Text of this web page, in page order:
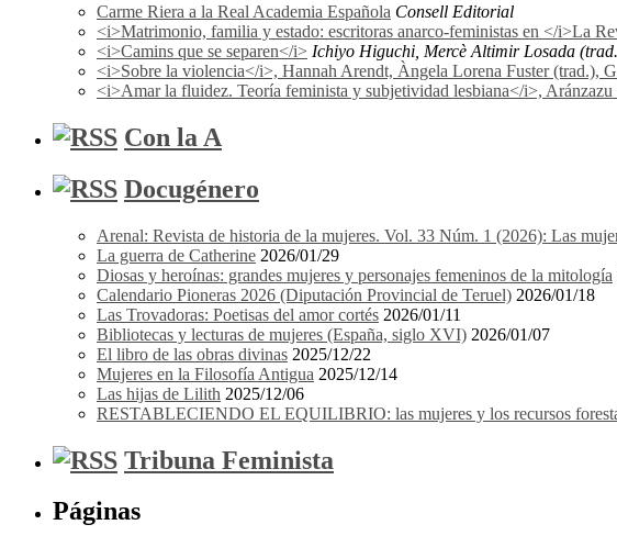
Carme Riera a la Real Academia Española Consell Editorial
<i>Matrimonio, familia y estado: escritoras anarco-feministas en </i>La
<i>Camins que se separen</i> Ichiyo Higuchi, Mercè Altimir Losada
<i>Sobre la violencia</i>, Hannah Arendt, Àngela Lorena Fuster (trad.),
<i>Amar la fluidez. Teoría feminista y subjetividad lesbiana</i>, Aránzazu
Con la A
Docugénero
Arenal: Revista de historia de la mujeres. Vol. 33 Núm. 1 (2026): Las
La guerra de Catherine 2026/01/29
Diosas y heroínas: grandes mujeres y personajes femeninos de la mitología
Calendario Pioneras 2026 (Diputación Provincial de Teruel) 2026/01/18
Las Trovadoras: Poetisas del amor cortés 2026/01/11
Bibliotecas y lecturas de mujeres (España, siglo XVI) 2026/01/07
El libro de las obras divinas 2025/12/22
Mujeres en la Filosofía Antigua 2025/12/14
Las hijas de Lilith 2025/12/06
RESTABLECIENDO EL EQUILIBRIO: las mujeres y los recursos
Tribuna Feminista
Páginas